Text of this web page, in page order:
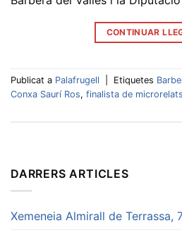
CONTINUAR
Publicat a Palafrugell Etiquetes
Conxa Saurí Ros, finalista de microrelats
DARRERS ARTICLES
Xemeneia Almirall de Terrassa,